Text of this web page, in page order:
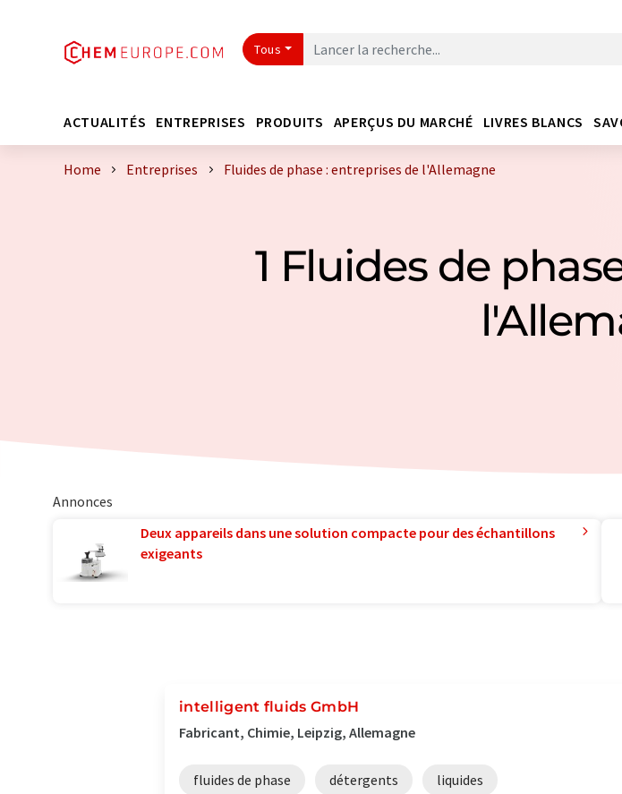
Tous
ACTUALITÉS ENTREPRISES PRODUITS APERÇUS DU MARCHÉ LIVRES BLANCS
Home Entreprises Fluides de phase : entreprises de l'Allemagne
1 Fluides de
Annonces
Deux appareils dans une solution compacte pour des échantillons
exigeants
intelligent fluids GmbH
Fabricant, Chimie, Leipzig, Allemagne
fluides de phase détergents liquides